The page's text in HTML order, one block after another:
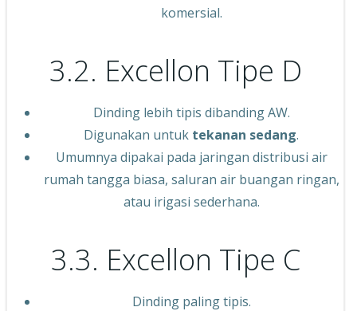
komersial.
3.2. Excellon Tipe D
Dinding lebih tipis dibanding AW.
Digunakan untuk tekanan sedang.
Umumnya dipakai pada jaringan distribusi air
rumah tangga biasa, saluran air buangan ringan,
atau irigasi sederhana.
3.3. Excellon Tipe C
Dinding paling tipis.